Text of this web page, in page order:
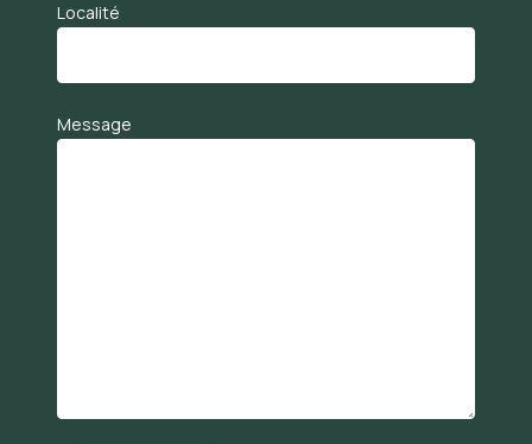
Localité
Message